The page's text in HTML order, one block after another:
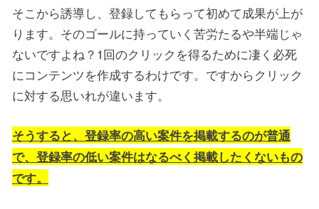
そこから誘導し、登録してもらって初めて成果が上が
ります。そのゴールに持っていく苦労たるや半端じゃ
ないですよね？1回のクリックを得るために凄く必死
にコンテンツを作成するわけです。ですからクリック
に対する思いれが違います。
そうすると、登録率の高い案件を掲載するのが普通
で、登録率の低い案件はなるべく掲載したくないもの
です。